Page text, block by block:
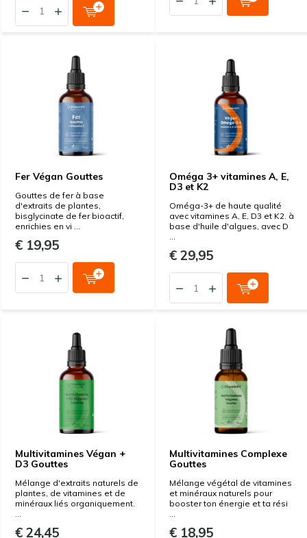
Fer Végan Gouttes
Gouttes de fer à base
d'extraits de plantes,
bisglycinate de fer bioactif,
enrichies en vi ...
€ 19,95
Oméga 3+ vitamines A, E,
D3 et K2
Oméga-3+ de haute qualité
avec vitamines A, E, D3 et K2. à
base d'huile d'algues, avec D
...
€ 29,95
Multivitamines Végan +
D3 Gouttes
Mélange d'extraits naturels de
plantes, de vitamines et de
minéraux liés organiquement.
...
€ 24,45
Multivitamines Complexe
Gouttes
Mélange végétal de vitamines
et minéraux naturels pour
booster ton énergie et ta rési
...
€ 18,95